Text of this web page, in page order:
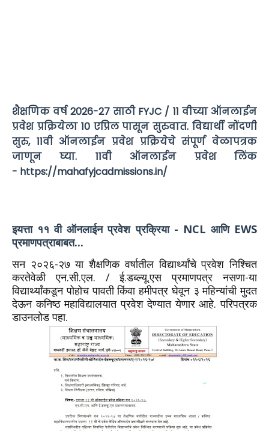
शैक्षणिक वर्ष 2026-27 साठी FYJC / 11 वीच्या ऑनलाईन
प्रवेश प्रक्रियेला 10 एप्रिल पासून सुरुवात. विद्यार्थी नोंदणी
सुरु, 11वी ऑनलाईन प्रवेश प्रक्रियेचे संपूर्ण वेळापत्रक
जाणून घ्या. 11वी ऑनलाईन प्रवेश लिंक
- https://mahafyjcadmissions.in/
इयत्ता ११ वी ऑनलाईन प्रवेश प्रक्रिया - NCL आणि EWS
प्रमाणपत्राबाबत...
सन २०२६-२७ या शैक्षणिक वर्षातील विद्यार्थ्यांचे प्रवेश निश्चित
करतेवेळी एन.सी.एल. / ई.डब्ल्यू.एस प्रमाणपत्र नसणा-या
विद्यार्थ्यांकडून पोहोच पावती किंवा हमीपत्र घेवून ३ महिन्यांची मुदत
देऊन कनिष्ठ महाविद्यालयात प्रवेश देण्यात येणार आहे. परिपत्रक
डाउनलोड पहा.